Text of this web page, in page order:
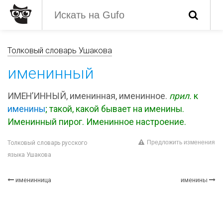
Толковый словарь Ушакова
именинный
ИМЕН’ИННЫЙ, именинная, именинное. прил. к
именины; такой, какой бывает на именины.
Именинный пирог. Именинное настроение.
Толковый словарь русского
языка Ушакова
Предложить изменения
именинница именины